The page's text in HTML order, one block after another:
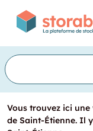
Vous trouvez ici
de Saint-Étienne. Il